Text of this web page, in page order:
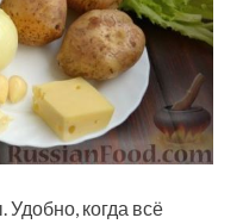
Удобно, когда всё